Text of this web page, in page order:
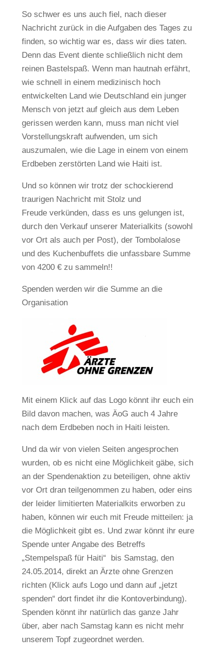
So schwer es uns auch fiel, nach dieser
Nachricht zurück in die Aufgaben des Tages zu
finden, so wichtig war es, dass wir dies taten.
Denn das Event diente schließlich nicht dem
reinen Bastelspaß. Wenn man hautnah erfährt,
wie schnell in einem medizinisch hoch
entwickelten Land wie Deutschland ein junger
Mensch von jetzt auf gleich aus dem Leben
gerissen werden kann, muss man nicht viel
Vorstellungskraft aufwenden, um sich
auszumalen, wie die Lage in einem von einem
Erdbeben zerstörten Land wie Haiti ist.
Und so können wir trotz der schockierend
traurigen Nachricht mit Stolz und
Freude verkünden, dass es uns gelungen ist,
durch den Verkauf unserer Materialkits (sowohl
vor Ort als auch per Post), der Tombolalose
und des Kuchenbuffets die unfassbare Summe
von 4200 € zu sammeln!!
Spenden werden wir die Summe an die
Organisation
Mit einem Klick auf das Logo könnt ihr euch ein
Bild davon machen, was ÄoG auch 4 Jahre
nach dem Erdbeben noch in Haiti leisten.
Und da wir von vielen Seiten angesprochen
wurden, ob es nicht eine Möglichkeit gäbe, sich
an der Spendenaktion zu beteiligen, ohne aktiv
vor Ort dran teilgenommen zu haben, oder eins
der leider limitierten Materialkits erworben zu
haben, können wir euch mit Freude mitteilen: ja
die Möglichkeit gibt es. Und zwar könnt ihr eure
Spende unter Angabe des Betreffs
„Stempelspaß für Haiti“ bis Samstag, den
24.05.2014, direkt an Ärzte ohne Grenzen
richten (Klick aufs Logo und dann auf „jetzt
spenden“ dort findet ihr die Kontoverbindung).
Spenden könnt ihr natürlich das ganze Jahr
über, aber nach Samstag kann es nicht mehr
unserem Topf zugeordnet werden.